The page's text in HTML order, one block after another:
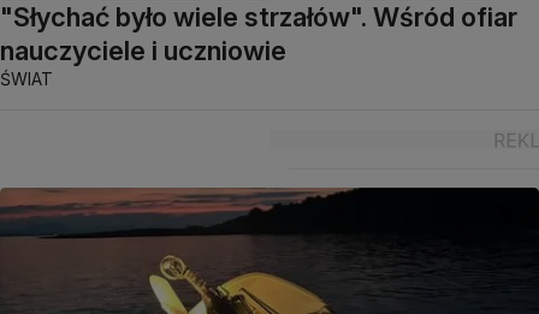
"Słychać było wiele strzałów". Wśród ofiar
nauczyciele i uczniowie
ŚWIAT